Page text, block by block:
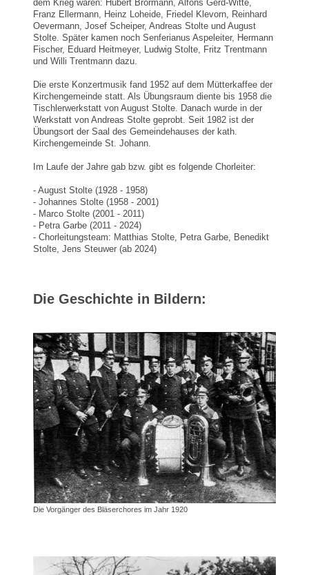
dem Krieg waren: Hubert Brörmann, Alfons Gerd-Witte,
Franz Ellermann, Heinz Loheide, Friedel Klevorn, Reinhard
Oevermann, Josef Scheiper, Andreas Stolte und August
Stolte. Später kamen noch Senferianus Aspeleiter, Hermann
Fischer, Eduard Heitmeyer, Ludwig Stolte, Fritz Trentmann
und Willi Trentmann dazu.
Die erste Konzertmusik fand 1952 auf dem Mütterkaffee der
Kirchengemeinde statt. Als Übungsraum diente bis 1958 die
Tischlerwerkstatt von August Stolte. Danach wurde in der
Werkstatt von Andreas Stolte geprobt. Seit 1982 ist der
Übungsort der Saal des Gemeindehauses der kath.
Kirchengemeinde St. Johann.
Im Laufe der Jahre gab bzw. gibt es folgende Chorleiter:
- August Stolte (1928 - 1958)
- Johannes Stolte (1958 - 2001)
- Marco Stolte (2001 - 2011)
- Petra Garbe (2011 - 2024)
- Chorleitungsteam: Matthias Stolte, Petra Garbe, Benedikt
Stolte, Jens Steuwer (ab 2024)
Die Geschichte in Bildern:
Die Vorgänger des Bläserchores im Jahr 1920